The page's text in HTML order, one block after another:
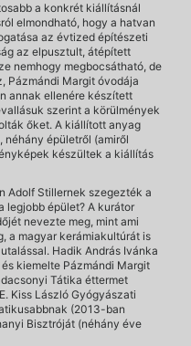
a konkrét kiállításnál
elmondható, hogy a hatvan
az évtized építészeti
az elpusztult, átépített
nemhogy megbocsátható, de
Pázmándi Margit óvodája
annak ellenére készített
szerint a körülmények
őket. A kiállított anyag
néhány épületről (amiről
készültek a kiállítás
Adolf Stillernek szegezték a
legjobb épület? A kurátor
nevezte meg, mint ami
a magyar kerámiakultúrát is
Hadik András Ivánka
kiemelte Pázmándi Margit
Tátika éttermet
Kiss László Gyógyászati
(2013-ban
Bisztróját (néhány éve